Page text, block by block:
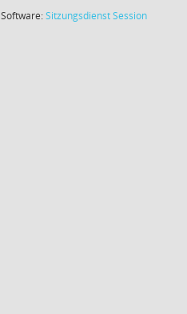
Software:SitzungsdienstSession(Wird in